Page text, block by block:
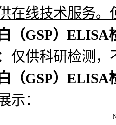
在线技术服务
（GSP）ELISA
仅供科研检测
（GSP）ELISA
示：